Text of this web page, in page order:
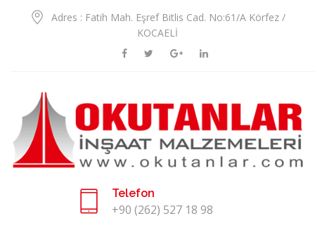
Adres : Fatih Mah. Eşref Bitlis Cad. No:61/A Körfez /
KOCAELİ
Telefon
+90 (262) 527 18 98